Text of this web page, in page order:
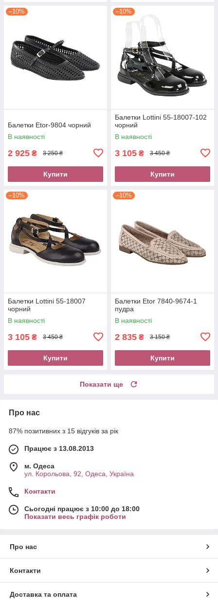
–10%
Балетки Etor-9804 чорний
В наявності
2 925 ₴ 3 250 ₴
Купити
–10%
Балетки Lottini 55-18007-102
чорний
В наявності
3 105 ₴ 3 450 ₴
Купити
–10%
Балетки Lottini 55-18007
чорний
В наявності
3 105 ₴ 3 450 ₴
Купити
–10%
Балетки Etor 7840-9674-1
пудра
В наявності
2 835 ₴ 3 150 ₴
Купити
Показати ще
Про нас
87% позитивних з 15 відгуків за рік
Працює з 13.08.2013
м. Одеса
ул. Корольова, 92, Одеса, Україна
Контакти
Сьогодні працює з 10:00 до 18:00
Показати весь графік роботи
Про нас
Контакти
Доставка та оплата